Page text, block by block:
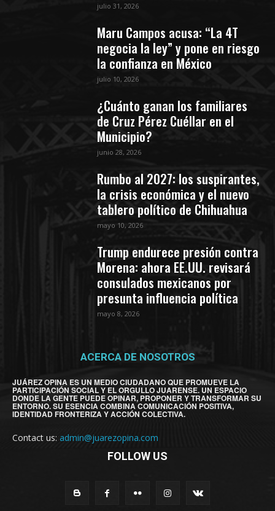
julio 31, 2026
Maru Campos acusa: “La 4T
negocia la ley” y pone en riesgo
la confianza en México
julio 10, 2026
¿Cuánto ganan los familiares
de Cruz Pérez Cuéllar en el
Municipio?
junio 28, 2026
Rumbo al 2027: los suspirantes,
la crisis económica y el nuevo
tablero político de Chihuahua
mayo 10, 2026
Trump endurece presión contra
Morena: ahora EE.UU. revisará
consulados mexicanos por
presunta influencia política
mayo 8, 2026
ACERCA DE NOSOTROS
JUÁREZ OPINA ES UN MEDIO CIUDADANO QUE PROMUEVE LA
PARTICIPACIÓN SOCIAL Y EL ORGULLO JUARENSE. UN ESPACIO
DONDE LA GENTE PUEDE OPINAR, PROPONER Y TRANSFORMAR SU
ENTORNO. SU ESENCIA COMBINA COMUNICACIÓN POSITIVA,
IDENTIDAD FRONTERIZA Y ACCIÓN COLECTIVA.
Contact us: admin@juarezopina.com
FOLLOW US